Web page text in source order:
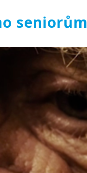
seniorům